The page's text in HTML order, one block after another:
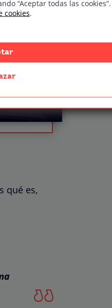
qué es,
“Aceptar todas las
cookies.